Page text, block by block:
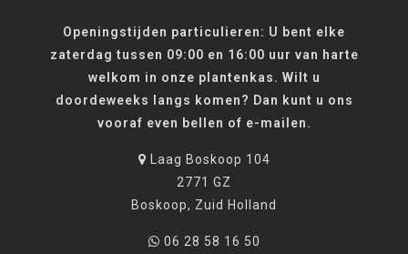
Openingstijden particulieren: U bent elke
zaterdag tussen 09:00 en 16:00 uur van harte
welkom in onze plantenkas. Wilt u
doordeweeks langs komen? Dan kunt u ons
vooraf even bellen of e-mailen.
Laag Boskoop 104
2771 GZ
Boskoop, Zuid Holland
06 28 58 16 50